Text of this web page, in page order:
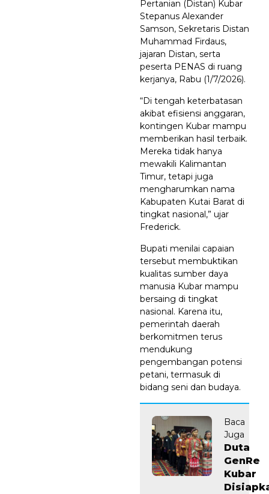
Pertanian (Distan) Kubar
Stepanus Alexander
Samson, Sekretaris Distan
Muhammad Firdaus,
jajaran Distan, serta
peserta PENAS di ruang
kerjanya, Rabu (1/7/2026).
“Di tengah keterbatasan
akibat efisiensi anggaran,
kontingen Kubar mampu
memberikan hasil terbaik.
Mereka tidak hanya
mewakili Kalimantan
Timur, tetapi juga
mengharumkan nama
Kabupaten Kutai Barat di
tingkat nasional,” ujar
Frederick.
Bupati menilai capaian
tersebut membuktikan
kualitas sumber daya
manusia Kubar mampu
bersaing di tingkat
nasional. Karena itu,
pemerintah daerah
berkomitmen terus
mendukung
pengembangan potensi
petani, termasuk di
bidang seni dan budaya.
Baca
Juga
Duta
GenRe
Kubar